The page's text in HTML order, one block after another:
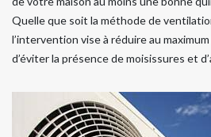
Quelle que soit la méthode de
l’intervention vise à réduire au
d’éviter la présence de moisissures et